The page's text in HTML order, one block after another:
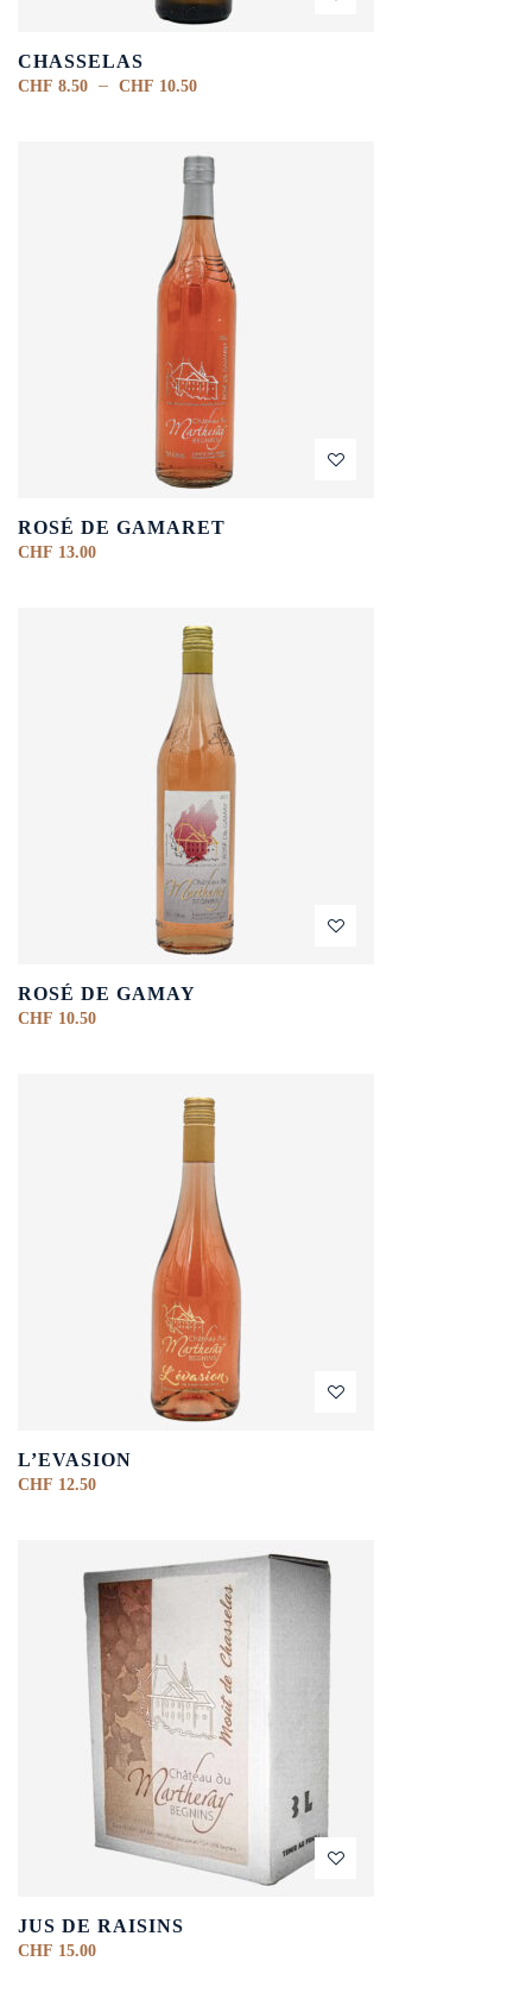
CHASSELAS
CHF 8.50 – CHF 10.50
ROSÉ DE GAMARET
CHF 13.00
ROSÉ DE GAMAY
CHF 10.50
L’EVASION
CHF 12.50
JUS DE RAISINS
CHF 15.00